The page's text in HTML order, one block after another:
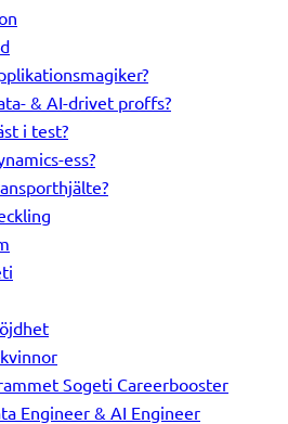
& AI-drivet proffs?
i test?
ess?
Sogeti Careerbooster
Engineer & AI Engineer